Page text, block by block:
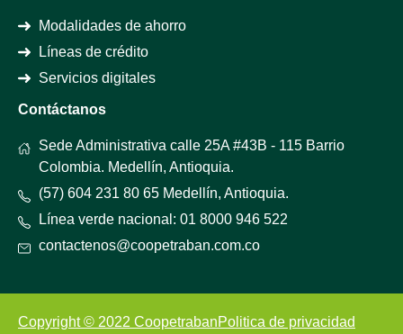
Modalidades de ahorro
Líneas de crédito
Servicios digitales
Contáctanos
Sede Administrativa calle 25A #43B - 115 Barrio
Colombia. Medellín, Antioquia.
(57) 604 231 80 65 Medellín, Antioquia.
Línea verde nacional: 01 8000 946 522
contactenos@coopetraban.com.co
Copyright © 2022 CoopetrabanPolitica de privacidad